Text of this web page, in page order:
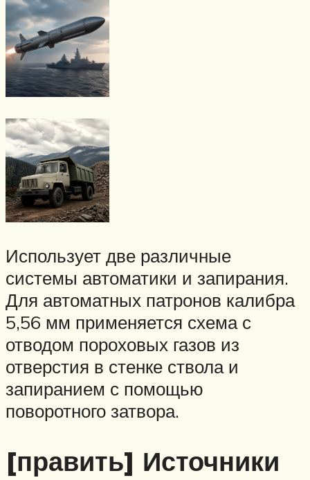
Использует две различные
системы автоматики и запирания.
Для автоматных патронов калибра
5,56 мм применяется схема с
отводом пороховых газов из
отверстия в стенке ствола и
запиранием с помощью
поворотного затвора.
[править] Источники